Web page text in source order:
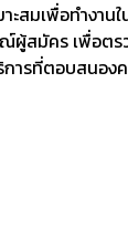
สมเพื่อทำงาน
สมัคร เพื่อตร
การที่ตอบสนอ